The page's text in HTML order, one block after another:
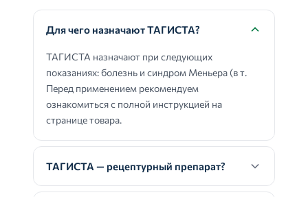
Для чего назначают ТАГИСТА?
ТАГИСТА назначают при следующих
показаниях: болезнь и синдром Меньера (в т.
Перед применением рекомендуем
ознакомиться с полной инструкцией на
странице товара.
ТАГИСТА — рецептурный препарат?